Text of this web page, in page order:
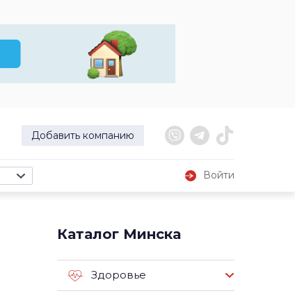
Добавить компанию
Войти
Каталог Минска
Здоровье